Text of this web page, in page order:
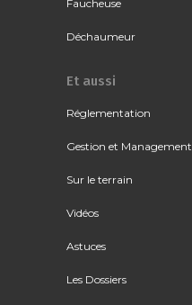
Faucheuse
Déchaumeur
Et aussi
Réglementation
Gestion et Management
Sur le terrain
Vidéos
Astuces
Les Dossiers